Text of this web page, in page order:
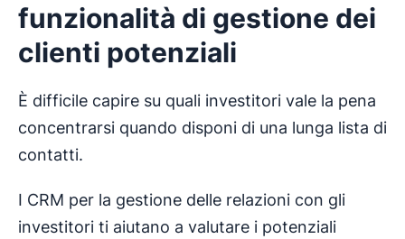
funzionalità di gestione dei
clienti potenziali
È difficile capire su quali investitori vale la pena
concentrarsi quando disponi di una lunga lista di
contatti.
I CRM per la gestione delle relazioni con gli
investitori ti aiutano a valutare i potenziali